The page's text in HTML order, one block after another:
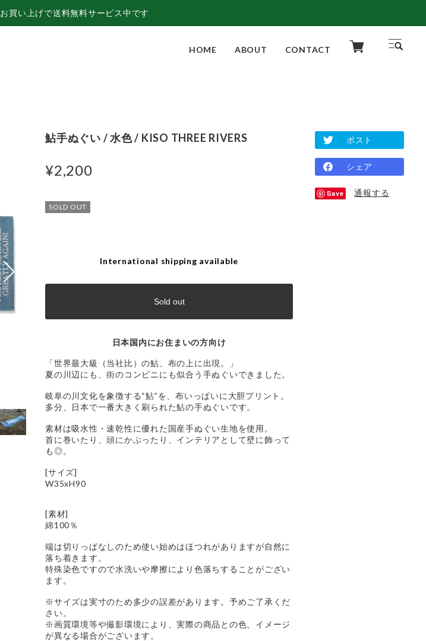
買い上げで送料無料サービス中です
HOME ABOUT CONTACT
鮎手ぬぐい / 水色 / KISO THREE RIVERS
¥2,200
SOLD OUT
International shipping available
Sold out
日本国内にお住まいの方向け
「世界最大級（当社比）の鮎、布の上に出現。」
夏の川辺にも、街のコンビニにも似合う手ぬぐいできました。
岐阜の川文化を象徴する“鮎”を、布いっぱいに大胆プリント。
多分、日本で一番大きく刷られた鮎の手ぬぐいです。
素材は吸水性・速乾性に優れた国産手ぬぐい生地を使用。
首に巻いたり、頭にかぶったり、インテリアとして壁に飾って
も◎。
[サイズ]
W35xH90
[素材]
綿100％
端は切りっぱなしのため使い始めはほつれがありますが自然に
落ち着きます。
特殊染色ですので水洗いや摩擦により色落ちすることがござい
ます。
※サイズは実寸のため多少の誤差があります。予めご了承くだ
さい。
※画質環境等や撮影環境により、実際の商品との色、イメージ
が異なる場合がございます。
ポスト
シェア
Save 通報する